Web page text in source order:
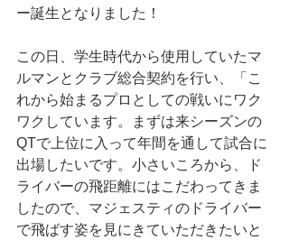
ー誕生となりました！
この日、学生時代から使用していたマ
ルマンとクラブ総合契約を行い、「こ
れから始まるプロとしての戦いにワク
ワクしています。まずは来シーズンの
QTで上位に入って年間を通して試合に
出場したいです。小さいころから、ド
ライバーの飛距離にはこだわってきま
したので、マジェスティのドライバー
で飛ばす姿を見にきていただきたいと